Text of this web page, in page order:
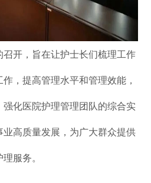
开，旨在让护士长们梳理工作
，提高管理水平和管理效能，
化医院护理管理团队的综合实
高质量发展，为广大群众提供
服务。